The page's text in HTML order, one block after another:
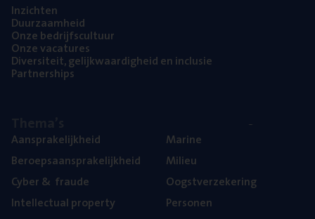
Inzich­ten
Duur­zaam­heid
Onze bedrijfs­cul­tuur
Onze vaca­tu­res
Diver­si­teit, gelijk­waar­dig­heid en inclusie
Part­ner­ships
Aan­spra­ke­lijk­heid
Beroeps­aan­spra­ke­lijk­heid
Cyber& fraude
Intel­lec­tu­al property
Mari­ne
Mili­eu
Oogst­ver­ze­ke­ring
Per­so­nen